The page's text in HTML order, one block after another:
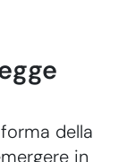
della
in